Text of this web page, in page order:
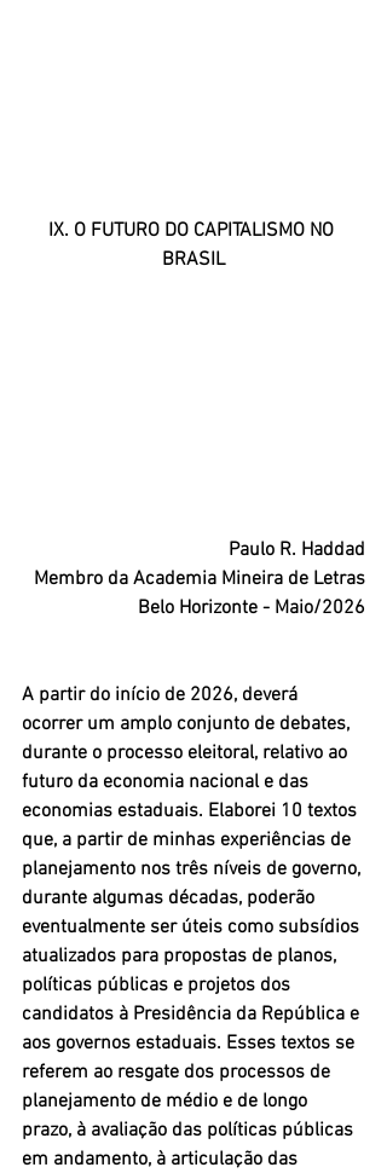
IX. O FUTURO DO CAPITALISMO NO
BRASIL
Paulo R. Haddad
Membro da Academia Mineira de Letras
Belo Horizonte - Maio/2026
A partir do início de 2026, deverá
ocorrer um amplo conjunto de debates,
durante o processo eleitoral, relativo ao
futuro da economia nacional e das
economias estaduais. Elaborei 10 textos
que, a partir de minhas experiências de
planejamento nos três níveis de governo,
durante algumas décadas, poderão
eventualmente ser úteis como subsídios
atualizados para propostas de planos,
políticas públicas e projetos dos
candidatos à Presidência da República e
aos governos estaduais. Esses textos se
referem ao resgate dos processos de
planejamento de médio e de longo
prazo, à avaliação das políticas públicas
em andamento, à articulação das